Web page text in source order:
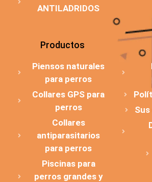
ANTILADRIDOS
Productos
Piensos naturales
para perros
Collares GPS para
perros
Collares
antiparasitarios
para perros
Piscinas para
perros grandes y